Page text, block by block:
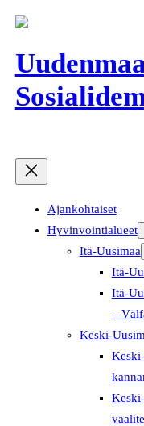
Siirry
Ajankohtaiset
Hyvinvointialueet
Itä-Uusimaa
Itä-
Itä-
–
Keski-